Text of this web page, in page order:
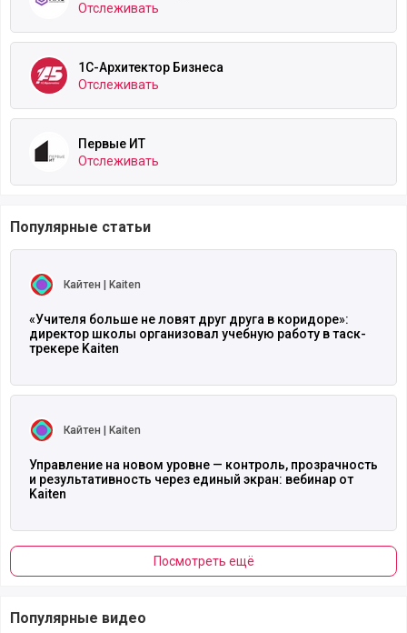
Отслеживать
1С-Архитектор Бизнеса
Отслеживать
Первые ИТ
Отслеживать
Популярные статьи
Кайтен | Kaiten
«Учителя больше не ловят друг друга в коридоре»:
директор школы организовал учебную работу в таск-
трекере Kaiten
Кайтен | Kaiten
Управление на новом уровне — контроль, прозрачность
и результативность через единый экран: вебинар от
Kaiten
Посмотреть ещё
Популярные видео